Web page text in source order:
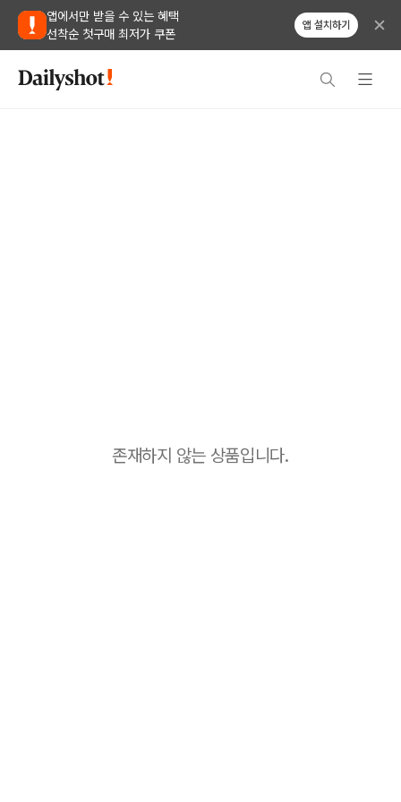
앱에서만 받을 수 있는 혜택
선착순 첫구매 최저가 쿠폰
앱 설치하기
존재하지 않는 상품입니다.